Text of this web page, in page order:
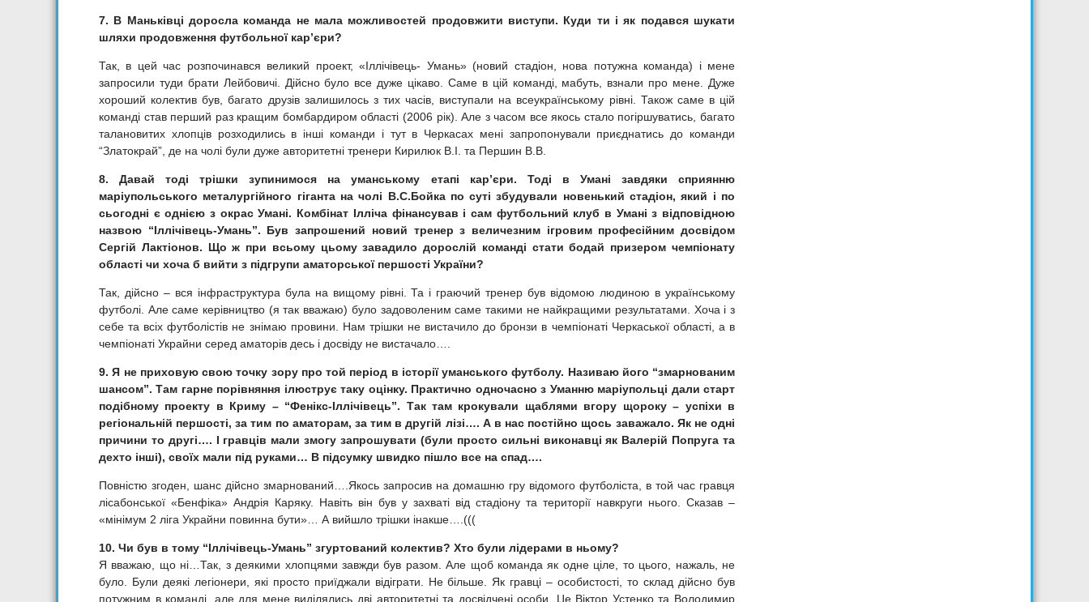
7. В Маньківці доросла команда не мала можливостей продовжити виступи. Куди ти і як подався шукати
шляхи продовження футбольної кар’єри?
Так, в цей час розпочинався великий проект, «Іллічівець- Умань» (новий стадіон, нова потужна команда) і мене
запросили туди брати Лейбовичі. Дійсно було все дуже цікаво. Саме в цій команді, мабуть, взнали про мене. Дуже
хороший колектив був, багато друзів залишилось з тих часів, виступали на всеукраїнському рівні. Також саме в цій
команді став перший раз кращим бомбардиром області (2006 рік). Але з часом все якось стало погіршуватись, багато
талановитих хлопців розходились в інші команди і тут в Черкасах мені запропонували приєднатись до команди
“Златокрай”, де на чолі були дуже авторитетні тренери Кирилюк В.І. та Першин В.В.
8. Давай тоді трішки зупинимося на уманському етапі кар’єри. Тоді в Умані завдяки сприянню
маріупольського металургійного гіганта на чолі В.С.Бойка по суті збудували новенький стадіон, який і по
сьогодні є однією з окрас Умані. Комбінат Ілліча фінансував і сам футбольний клуб в Умані з відповідною
назвою “Іллічівець-Умань”. Був запрошений новий тренер з величезним ігровим професійним досвідом
Сергій Лактіонов. Що ж при всьому цьому завадило дорослій команді стати бодай призером чемпіонату
області чи хоча б вийти з підгрупи аматорської першості України?
Так, дійсно – вся інфраструктура була на вищому рівні. Та і граючий тренер був відомою людиною в українському
футболі. Але саме керівництво (я так вважаю) було задоволеним саме такими не найкращими результатами. Хоча і з
себе та всіх футболістів не знімаю провини. Нам трішки не вистачило до бронзи в чемпіонаті Черкаської області, а в
чемпіонаті Украйни серед аматорів десь і досвіду не вистачало….
9. Я не приховую свою точку зору про той період в історії уманського футболу. Називаю його “змарнованим
шансом”. Там гарне порівняння ілюструє таку оцінку. Практично одночасно з Уманню маріупольці дали старт
подібному проекту в Криму – “Фенікс-Іллічівець”. Так там крокували щаблями вгору щороку – успіхи в
регіональній першості, за тим по аматорам, за тим в другій лізі…. А в нас постійно щось заважало. Як не одні
причини то другі…. І гравців мали змогу запрошувати (були просто сильні виконавці як Валерій Попруга та
дехто інші), своїх мали під руками… В підсумку швидко пішло все на спад….
Повністю згоден, шанс дійсно змарнований….Якось запросив на домашню гру відомого футболіста, в той час гравця
лісабонської «Бенфіка» Андрія Каряку. Навіть він був у захваті від стадіону та території навкруги нього. Сказав –
«мінімум 2 ліга Украйни повинна бути»… А вийшло трішки інакше….(((
10. Чи був в тому “Іллічівець-Умань” згуртований колектив? Хто були лідерами в ньому?
Я вважаю, що ні…Так, з деякими хлопцями завжди був разом. Але щоб команда як одне ціле, то цього, нажаль, не
було. Були деякі легіонери, які просто приїджали відіграти. Не більше. Як гравці – особистості, то склад дійсно був
потужним в команді, але для мене виділялись дві авторитетні та досвідчені особи. Це Віктор Устенко та Володимир